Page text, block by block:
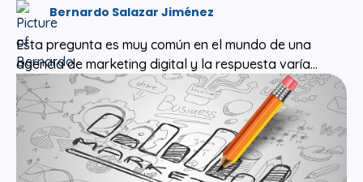
Bernardo Salazar Jiménez
Esta pregunta es muy común en el mundo de una
agencia de marketing digital y la respuesta varía...